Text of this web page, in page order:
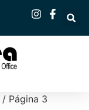
/ Página 3